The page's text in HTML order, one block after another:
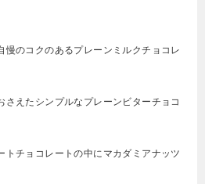
慢のコクのあるプレーンミルクチョコレ
さえたシンプルなプレーンビターチョコ
トチョコレートの中にマカダミアナッツ